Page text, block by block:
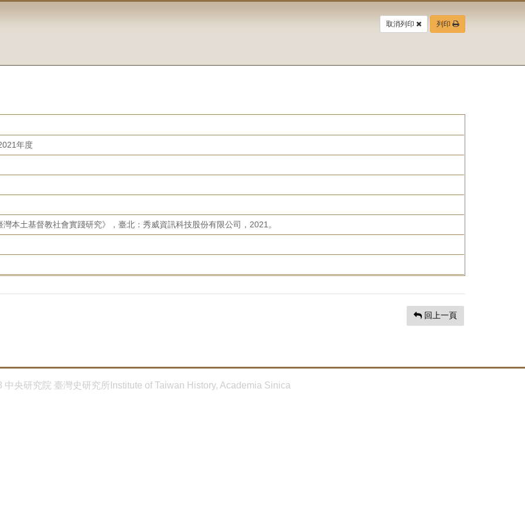
取消列印 列印
年度
灣本土基督教社會實踐研究》，臺北：秀威資訊科技股份有限公司，2021。
回上一頁
中央研究院 臺灣史研究所Institute of Taiwan History, Academia Sinica